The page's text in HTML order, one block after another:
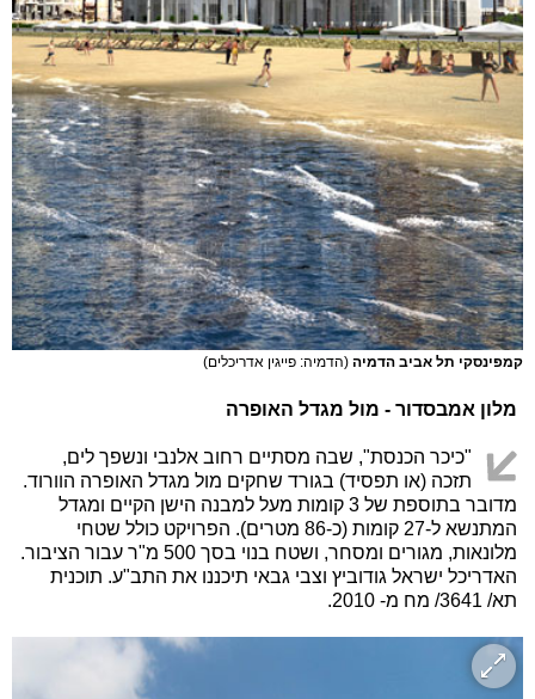
קמפינסקי תל אביב הדמיה (הדמיה: פייגין אדריכלים)
מלון אמבסדור - מול מגדל האופרה
"כיכר הכנסת", שבה מסתיים רחוב אלנבי ונשפך לים,
תזכה (או תפסיד) בגורד שחקים מול מגדל האופרה הוורוד.
מדובר בתוספת של 3 קומות מעל למבנה הישן הקיים ומגדל
המתנשא ל-27 קומות (כ-86 מטרים). הפרויקט כולל שטחי
מלונאות, מגורים ומסחר, ושטח בנוי בסך 500 מ"ר עבור הציבור.
האדריכל ישראל גודוביץ וצבי גבאי תיכננו את התב"ע. תוכנית
תא/ 3641/ מח מ- 2010.